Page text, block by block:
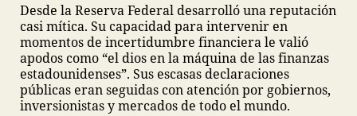
Desde la Reserva Federal desarrolló una reputación
casi mítica. Su capacidad para intervenir en
momentos de incertidumbre financiera le valió
apodos como “el dios en la máquina de las finanzas
estadounidenses”. Sus escasas declaraciones
públicas eran seguidas con atención por gobiernos,
inversionistas y mercados de todo el mundo.